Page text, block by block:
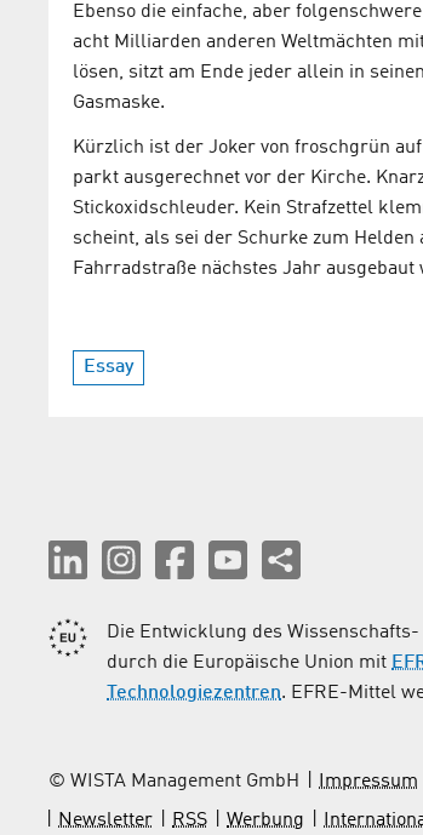
Ebenso die einfache, aber
acht Milliarden anderen Weltmächten
lösen, sitzt am Ende jeder allein in
Gasmaske.
Kürzlich ist der Joker von froschgrün
parkt ausgerechnet vor der Kirche.
Stickoxidschleuder. Kein Strafzettel
scheint, als sei der Schurke zum
Fahrradstraße nächstes Jahr
Essay
Die Entwicklung des
durch die Europäische Union mit
Technologiezentren. EFRE-Mittel
© WISTA Management GmbH Impressum
Newsletter
RSS Werbung